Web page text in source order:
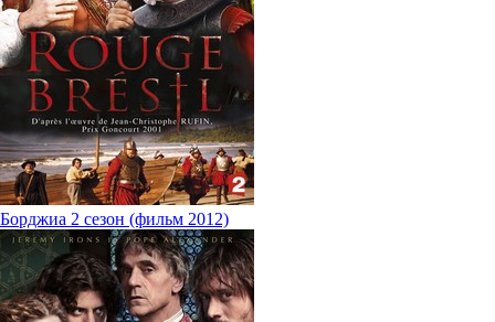
Борджиа 2 сезон (фильм 2012)